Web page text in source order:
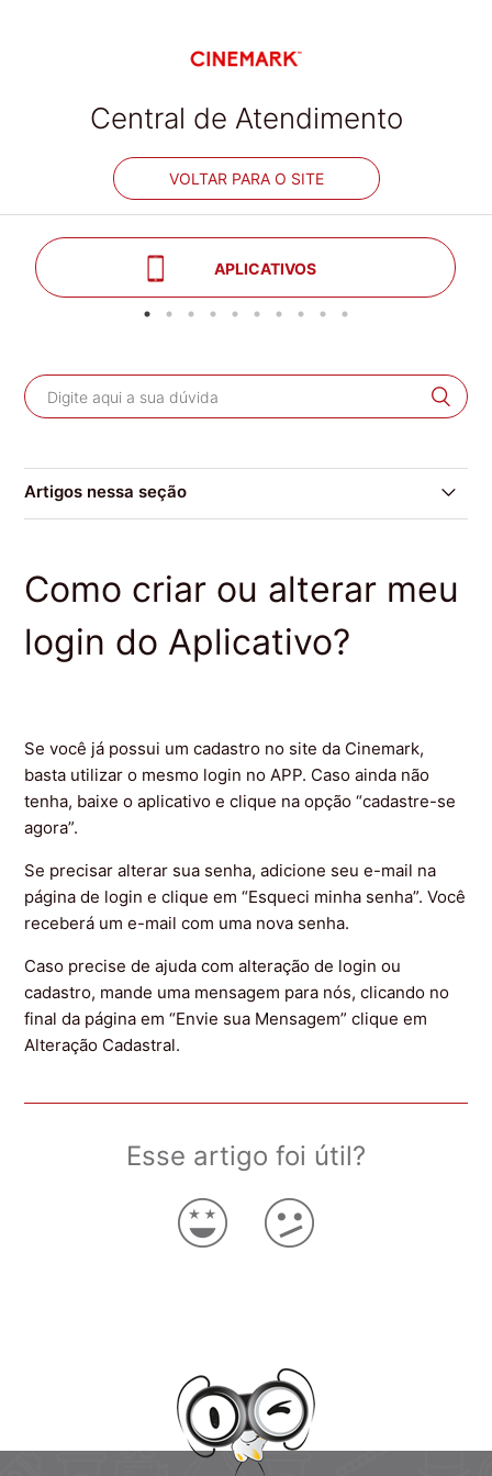
Central de Atendimento
VOLTAR PARA O SITE
APLICATIVOS
Artigos nessa seção
Quais as funcionalidades do aplicativo da Cinemark?
Posso cancelar meus pedidos de Snack Bar?
Quando o meu pedido expira?
Como realizar uma compra de Snack Bar dentro do
aplicativo?
Como criar ou alterar meu login do Aplicativo?
Como trocar meu Voucher no aplicativo?
Como criar ou alterar meu
login do Aplicativo?
Se você já possui um cadastro no site da Cinemark,
basta utilizar o mesmo login no APP. Caso ainda não
tenha, baixe o aplicativo e clique na opção “cadastre-se
agora”.
Se precisar alterar sua senha, adicione seu e-mail na
página de login e clique em “Esqueci minha senha”. Você
receberá um e-mail com uma nova senha.
Caso precise de ajuda com alteração de login ou
cadastro, mande uma mensagem para nós, clicando no
final da página em “Envie sua Mensagem” clique em
Alteração Cadastral.
Esse artigo foi útil?